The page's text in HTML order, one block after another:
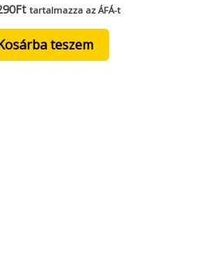
Ft tartalmazza az ÁFÁ-t
teszem